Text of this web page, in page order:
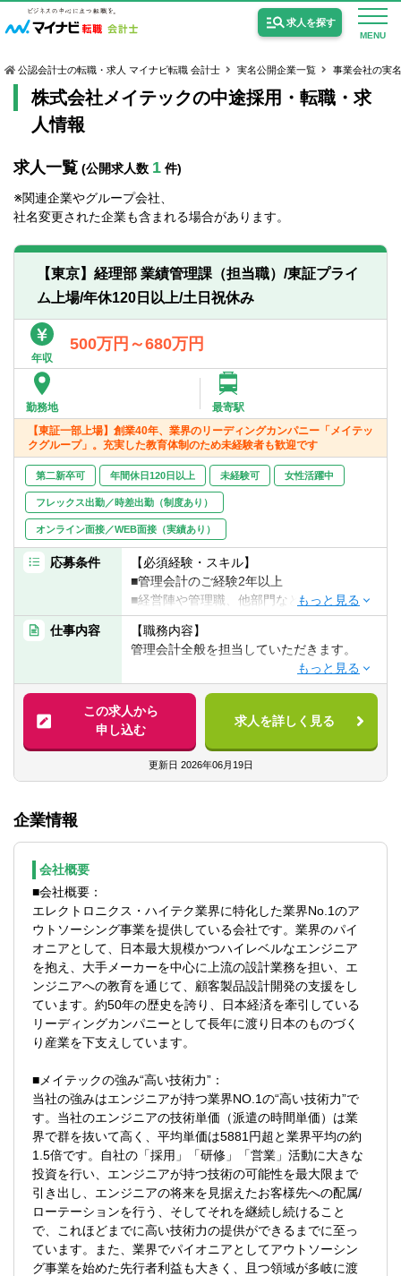
MENU
求人を探す
USCPA（米国公認会計士）の求人
女性会計士の転職
個別転職相談会・セミナー
転職お役立ち情報
ご利用ガイド
非公開求人とは？
サービス紹介
転職お役立ち情報
業界情報
公認会計士の転職・求人 マイナビ転職 会計士 実名公開企業一覧 事業会社の実
株式会社メイテックの中途採用・転職・求
人情報
求人一覧 (公開求人数 1 件)
※関連企業やグループ会社、
社名変更された企業も含まれる場合があります。
【東京】経理部 業績管理課（担当職）/東証プライ
ム上場/年休120日以上/土日祝休み
年収
500万円～680万円
勤務地
最寄駅
【東証一部上場】創業40年、業界のリーディングカンパニー「メイテッ
クグループ」。充実した教育体制のため未経験者も歓迎です
第二新卒可 年間休日120日以上 未経験可 女性活躍中
フレックス出勤／時差出勤（制度あり）
オンライン面接／WEB面接（実績あり）
応募条件
【必須経験・スキル】
■管理会計のご経験2年以上
■経営陣や管理職、他部門などを巻き込んで
主体的に業務を進めた経験3年以上
▽上記に加えて未経験の場合、以下いずれ
か必須
■支店や営業所、大型商業施設等において業
績管理や数値分析の経験
■銀行等にて事業分析を行った経験
■財務会計の経験があり、管理会計での業務
にもチャレンジしたい
を持ち、主体的に動くことが好きな方
ムワーク）を取りながら業務を推進してこ
られたご経験
■ご自身の業務に責任を持ち、困難な状況の
中でも粘り強く最後までやり遂げてこられ
たご経験
■上長・役員に対してもご自身の意見を述
べ、且つ、状況に応じた柔軟な応対をして
こられたご経験
仕事内容
【職務内容】
管理会計全般を担当していただきます。
【具体的には】
■中計の収益計画策定、年度予算策定、予実
管理
■関係部門の部署長との折衝
■経営層に対する各種経営数値のレポーティ
ング
【期待や魅力】
■経営者（役員）と近く、全社的な視点を感
じながら経験を積むことができます
■単に数字の取りまとめをするだけでなく、
経営層や各部門長とも積極的にコミュニケ
ーションをとりながら改善提案等をし、事
業成長に貢献いただけることを期待してお
ります
ます（是非IR情報をご覧ください）
■平均残業時間30時間/月、年間休日124日、
ワークライフバランスや働き方を重視した
就業ができます
この求人から
申し込む
求人を詳しく見る
更新日 2026年06月19日
企業情報
会社概要
■会社概要：
エレクトロニクス・ハイテク業界に特化した業界No.1のア
ウトソーシング事業を提供している会社です。業界のパイ
オニアとして、日本最大規模かつハイレベルなエンジニア
を抱え、大手メーカーを中心に上流の設計業務を担い、エ
ンジニアへの教育を通じて、顧客製品設計開発の支援をし
ています。約50年の歴史を誇り、日本経済を牽引している
リーディングカンパニーとして長年に渡り日本のものづく
り産業を下支えしています。
■メイテックの強み“高い技術力”：
当社の強みはエンジニアが持つ業界NO.1の“高い技術力”で
す。当社のエンジニアの技術単価（派遣の時間単価）は業
界で群を抜いて高く、平均単価は5881円超と業界平均の約
1.5倍です。自社の「採用」「研修」「営業」活動に大きな
投資を行い、エンジニアが持つ技術の可能性を最大限まで
引き出し、エンジニアの将来を見据えたお客様先への配属/
ローテーションを行う、そしてそれを継続し続けること
で、これほどまでに高い技術力の提供ができるまでに至っ
ています。また、業界でパイオニアとしてアウトソーシン
グ事業を始めた先行者利益も大きく、且つ領域が多岐に渡